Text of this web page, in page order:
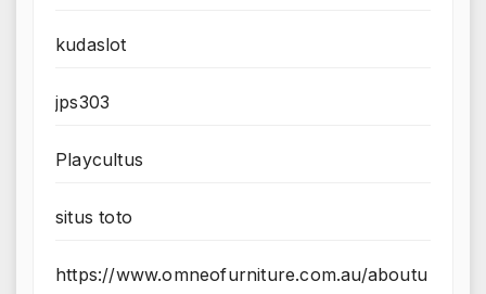
kudaslot
jps303
Playcultus
situs toto
https://www.omneofurniture.com.au/aboutu